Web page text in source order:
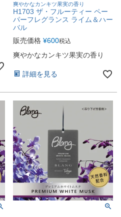
爽やかなカンキツ果実の香り
H1703 ザ・フルーティー ペー
パーフレグランス ライム＆ハー
バル
販売価格 ¥600税込
爽やかなカンキツ果実の香り
詳細を見る